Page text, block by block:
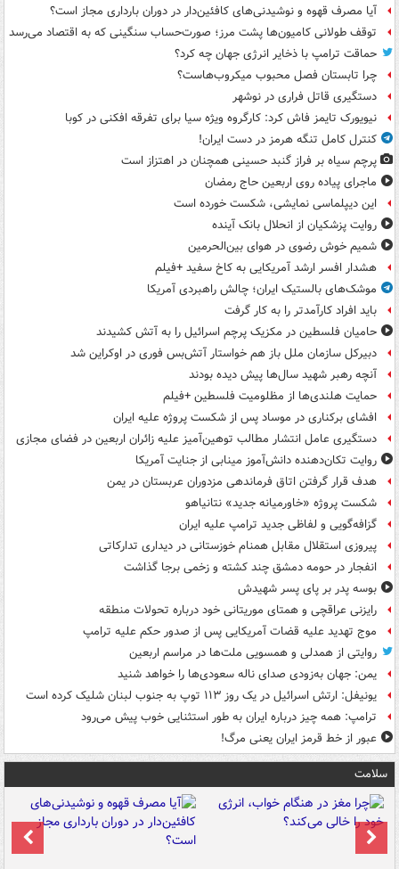
آیا مصرف قهوه و نوشیدنی‌های کافئین‌دار در دوران بارداری مجاز است؟
توقف طولانی کامیون‌ها پشت مرز؛ صورت‌حساب سنگینی که به اقتصاد می‌رسد
حماقت ترامپ با ذخایر انرژی جهان چه کرد؟
چرا تابستان فصل محبوب میکروب‌هاست؟
دستگیری قاتل فراری در نوشهر
نیویورک تایمز فاش کرد: کارگروه ویژه سیا برای تفرقه افکنی در کوبا
کنترل کامل تنگه هرمز در دست ایران!
پرچم سیاه بر فراز گنبد حسینی همچنان در اهتزاز است
ماجرای پیاده روی اربعین حاج رمضان
این دیپلماسی نمایشی، شکست خورده است
روایت پزشکیان از انحلال بانک آینده
شمیم خوش رضوی در هوای بین‌الحرمین
هشدار افسر ارشد آمریکایی به کاخ سفید +فیلم
موشک‌های بالستیک ایران؛ چالش راهبردی آمریکا
باید افراد کارآمدتر را به کار گرفت
حامیان فلسطین در مکزیک پرچم اسرائیل را به آتش کشیدند
دبیرکل سازمان ملل باز هم خواستار آتش‌بس فوری در اوکراین شد
آنچه رهبر شهید سال‌ها پیش دیده بودند
حمایت هلندی‌ها از مظلومیت فلسطین +فیلم
افشای برکناری در موساد پس از شکست پروژه علیه ایران
دستگیری عامل انتشار مطالب توهین‌آمیز علیه زائران اربعین در فضای مجازی
روایت تکان‌دهنده دانش‌آموز مینابی از جنایت آمریکا
هدف قرار گرفتن اتاق‌ فرماندهی مزدوران عربستان در یمن
شکست پروژه «خاورمیانه جدید» نتانیاهو
گزافه‌گویی و لفاظی جدید ترامپ علیه ایران
پیروزی استقلال مقابل همنام خوزستانی در دیداری تدارکاتی
انفجار در حومه دمشق چند کشته و زخمی برجا گذاشت
بوسه‌ پدر بر پای پسر شهیدش
رایزنی عراقچی و همتای موریتانی خود درباره تحولات منطقه
موج تهدید علیه قضات آمریکایی پس از صدور حکم علیه ترامپ
روایتی از همدلی و همسویی ملت‌ها در مراسم اربعین
یمن: جهان به‌زودی صدای ناله سعودی‌ها را خواهد شنید
یونیفل: ارتش اسرائیل در یک روز ۱۱۳ توپ به جنوب لبنان شلیک کرده است
ترامپ: همه چیز درباره ایران به طور استثنایی خوب پیش می‌رود
عبور از خط قرمز ایران یعنی مرگ!
سلامت